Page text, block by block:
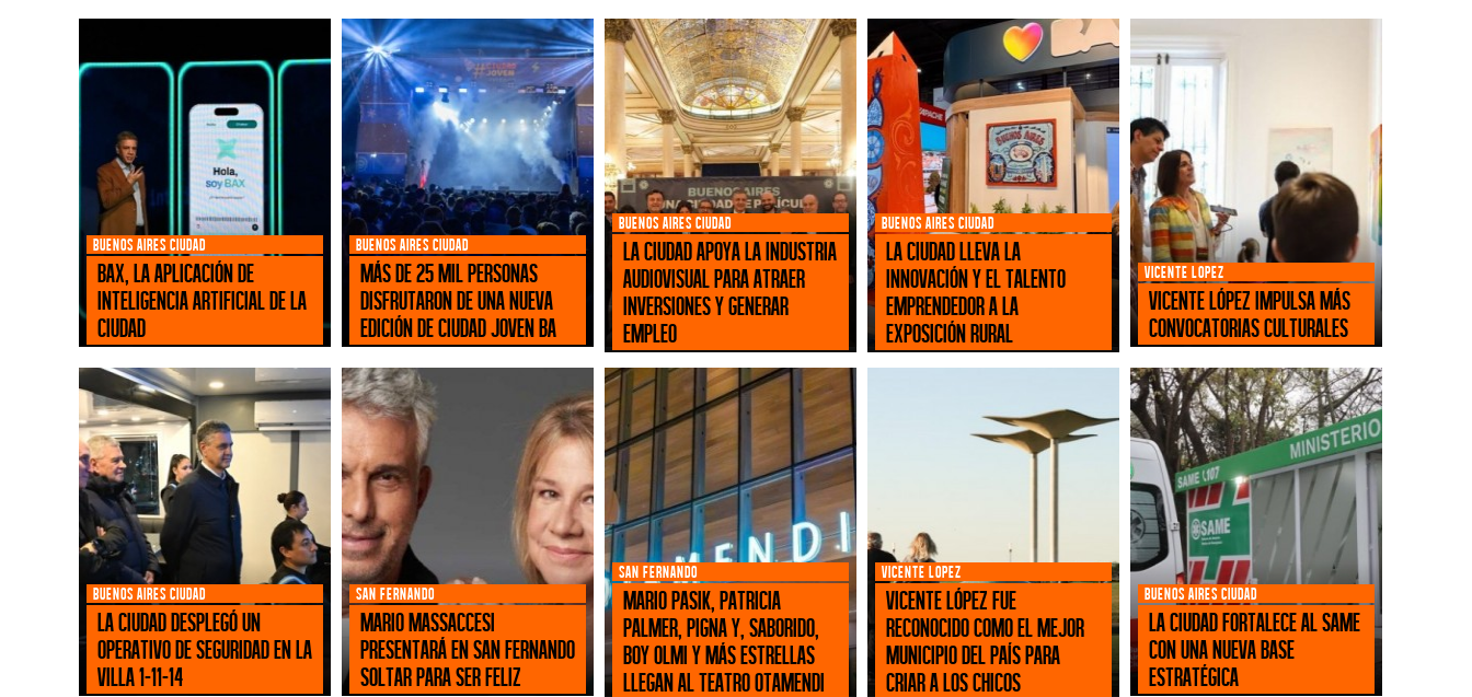
BUENOS AIRES CIUDAD
BAX, la aplicación de
inteligencia artificial de la
Ciudad
BUENOS AIRES CIUDAD
Más de 25 mil personas
disfrutaron de una nueva
edición de Ciudad Joven BA
BUENOS AIRES CIUDAD
La Ciudad apoya la industria
audiovisual para atraer
inversiones y generar
empleo
BUENOS AIRES CIUDAD
La Ciudad lleva la
innovación y el talento
emprendedor a la
Exposición Rural
VICENTE LOPEZ
Vicente López impulsa más
convocatorias culturales
BUENOS AIRES CIUDAD
La Ciudad desplegó un
operativo de seguridad en la
villa 1-11-14
SAN FERNANDO
Mario Massaccesi
presentará en San Fernando
Soltar para ser feliz
SAN FERNANDO
Mario Pasik, Patricia
Palmer, Pigna y, Saborido,
Boy Olmi y más estrellas
llegan al Teatro Otamendi
VICENTE LOPEZ
Vicente López fue
reconocido como el mejor
municipio del país para
criar a los chicos
BUENOS AIRES CIUDAD
La Ciudad fortalece al SAME
con una nueva base
estratégica